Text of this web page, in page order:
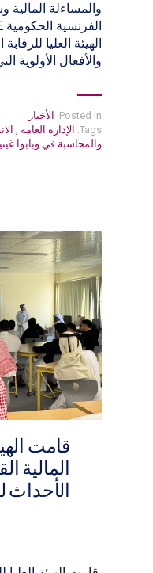
والمساءلة المالية
الهيئة العليا
والأفعال الأولوية
Posted in: الأخبار
Tags: الإدارة العامة ,
والمحاسبة في وبابوا
قامت
المالية
الأحداث